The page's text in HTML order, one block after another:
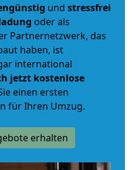
und stressfrei
oder als
Partnernetzwerk, das
haben, ist
international
jetzt kostenlose
einen ersten
für Ihren Umzug.
erhalten